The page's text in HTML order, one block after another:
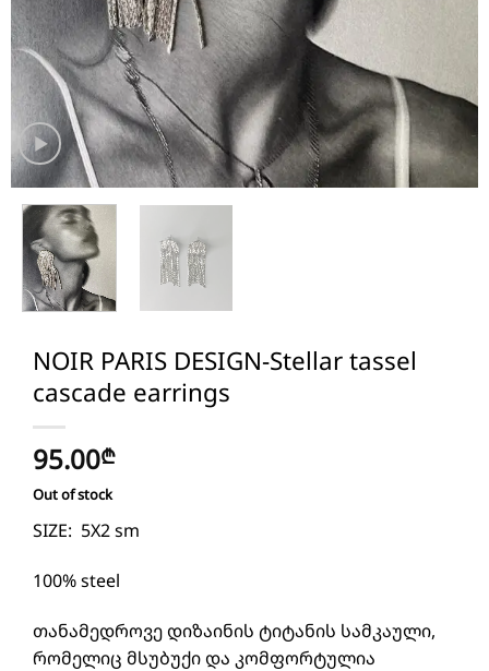
NOIR PARIS DESIGN-Stellar tassel
cascade earrings
95.00₾
Out of stock
SIZE: 5X2 sm
100% steel
თანამედროვე დიზაინის ტიტანის სამკაული,
რომელიც მსუბუქი და კომფორტულია